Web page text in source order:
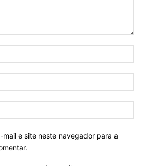
mail e site neste navegador para a